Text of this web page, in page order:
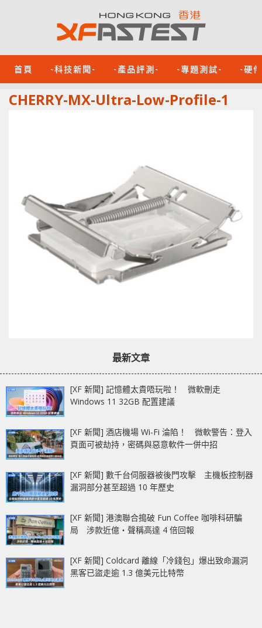
首頁 -科技新聞- -產品評測- -專題測試- -硬
CHERRY-MX-Ultra-Low-Profile-1
最新文章
[XF 新聞] 記憶體太貴唔玩啦！ 微軟刪走
Windows 11 32GB 配置建議
[XF 新聞] 酒店機場 Wi-Fi 淪陷！ 微軟警告：登入
頁面可被劫持，密碼與惡意軟件一併中招
[XF 新聞] 數千台伺服器被後門攻擊 主機板控制器
漏洞部分甚至超過 10 年歷史
[XF 新聞] 港澳聯合搗破 Fun Coffee 咖啡科研騙
局 涉款近億‧聲稱高達 4 倍回報
[XF 新聞] Coldcard 離線「冷錢包」爆出致命漏洞
黑客已盜走逾 1.3 億美元比特幣